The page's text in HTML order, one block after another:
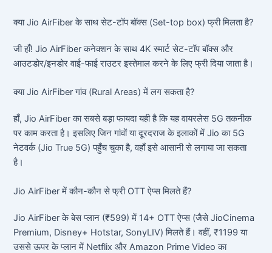
क्या Jio AirFiber के साथ सेट-टॉप बॉक्स (Set-top box) फ्री मिलता है?
जी हाँ! Jio AirFiber कनेक्शन के साथ 4K स्मार्ट सेट-टॉप बॉक्स और
आउटडोर/इनडोर वाई-फाई राउटर इस्तेमाल करने के लिए फ्री दिया जाता है।
क्या Jio AirFiber गांव (Rural Areas) में लग सकता है?
हाँ, Jio AirFiber का सबसे बड़ा फायदा यही है कि यह वायरलेस 5G तकनीक
पर काम करता है। इसलिए जिन गांवों या दूरदराज के इलाकों में Jio का 5G
नेटवर्क (Jio True 5G) पहुँच चुका है, वहाँ इसे आसानी से लगाया जा सकता
है।
Jio AirFiber में कौन-कौन से फ्री OTT ऐप्स मिलते हैं?
Jio AirFiber के बेस प्लान (₹599) में 14+ OTT ऐप्स (जैसे JioCinema
Premium, Disney+ Hotstar, SonyLIV) मिलते हैं। वहीं, ₹1199 या
उससे ऊपर के प्लान में Netflix और Amazon Prime Video का